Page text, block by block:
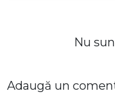
Nu
Adaugă un